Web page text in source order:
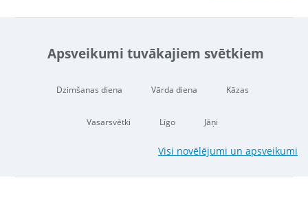
Apsveikumi tuvākajiem svētkiem
Dzimšanas diena Vārda diena Kāzas
Vasarsvētki Līgo Jāņi
Visi novēlējumi un apsveikumi